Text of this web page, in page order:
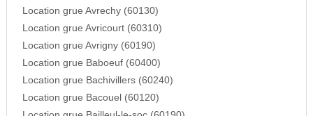
Location grue Avrechy (60130)
Location grue Avricourt (60310)
Location grue Avrigny (60190)
Location grue Baboeuf (60400)
Location grue Bachivillers (60240)
Location grue Bacouel (60120)